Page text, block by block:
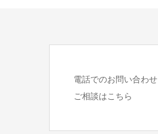
電話でのお問い合わせ
ご相談はこちら